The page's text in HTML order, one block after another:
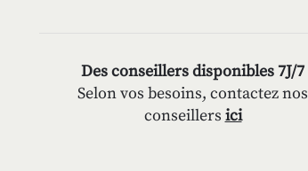
Des conseillers disponibles 7J/7
Selon vos besoins, contactez nos
conseillers ici